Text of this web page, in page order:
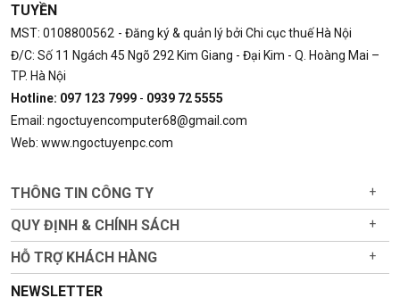
TUYỀN
MST: 0108800562 - Đăng ký & quản lý bởi Chi cục thuế Hà Nội
Đ/C: Số 11 Ngách 45 Ngõ 292 Kim Giang - Đại Kim - Q. Hoàng Mai –
TP. Hà Nội
Hotline: 097 123 7999 - 0939 72 5555
Email: ngoctuyencomputer68@gmail.com
Web: www.ngoctuyenpc.com
THÔNG TIN CÔNG TY +
QUY ĐỊNH & CHÍNH SÁCH +
HỖ TRỢ KHÁCH HÀNG +
NEWSLETTER